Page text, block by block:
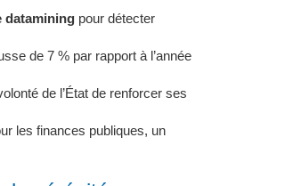
datamining pour détecter
de 7 % par rapport à l’année
de l’État de renforcer ses
les finances publiques, un